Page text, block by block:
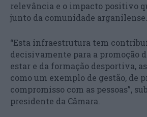
relevância e o impacto positivo
junto da comunidade arganilense.
“Esta infraestrutura tem
decisivamente para a promoção
estar e da formação desportiva,
como um exemplo de gestão, de
compromisso com as pessoas”,
presidente da Câmara.